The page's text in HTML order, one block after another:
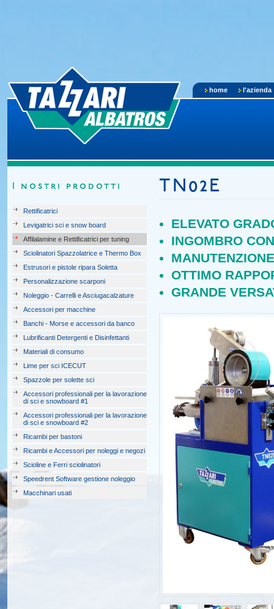
home l'azienda
I nostri prodotti
Rettificatrici
Levigatrici sci e snow board
Affilalamine e Rettificatrici per tuning
Sciolinatori Spazzolatrice e Thermo Box
Estrusori e pistole ripara Soletta
Personalizzazione scarponi
Noleggio - Carrelli e Asciugacalzature
Accessori per macchine
Banchi - Morse e accessori da banco
Lubrificanti Detergenti e Disinfettanti
Materiali di consumo
Lime per sci ICECUT
Spazzole per solette sci
Accessori professionali per la lavorazione
di sci e snowboard #1
Accessori professionali per la lavorazione
di sci e snowboard #2
Ricambi per bastoni
Ricambi e Accessori per noleggi e negozi
Scioline e Ferri sciolinatori
Speedrent Software gestione noleggio
Macchinari usati
TN02E
ELEVATO
INGOMBRO
OTTIMO
GRANDE